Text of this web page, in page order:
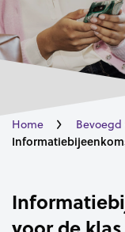
Home